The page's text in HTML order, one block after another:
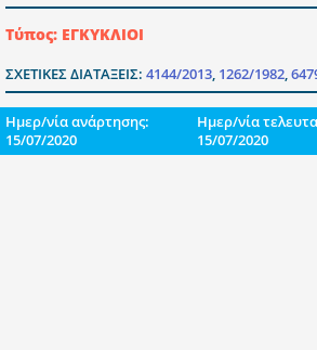
Τύπος: ΕΓΚΥΚΛΙΟΙ
ΣΧΕΤΙΚΕΣ ΔΙΑΤΑΞΕΙΣ: 4144/2013 1262/1982
Ημερ/νία ανάρτησης:
15/07/2020
Ημερ/νία
15/07/2020